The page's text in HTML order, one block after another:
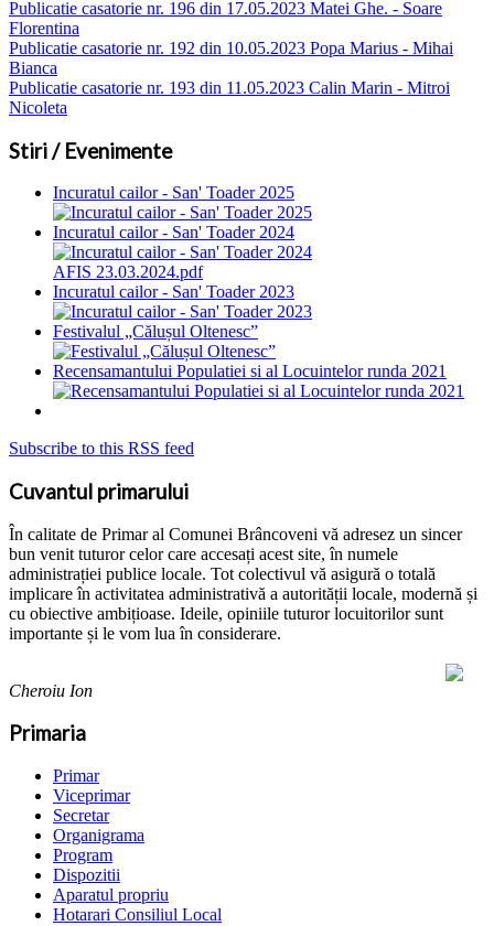
Publicatie casatorie nr. 196 din 17.05.2023 Matei Ghe. - Soare
Florentina
Publicatie casatorie nr. 192 din 10.05.2023 Popa Marius - Mihai
Bianca
Publicatie casatorie nr. 193 din 11.05.2023 Calin Marin - Mitroi
Nicoleta
Stiri / Evenimente
Incuratul cailor - San' Toader 2025
Incuratul cailor - San' Toader 2024
AFIS 23.03.2024.pdf
Incuratul cailor - San' Toader 2023
Festivalul „Călușul Oltenesc”
Recensamantului Populatiei si al Locuintelor runda 2021
Subscribe to this RSS feed
Cuvantul primarului
În calitate de Primar al Comunei Brâncoveni vă adresez un sincer
bun venit tuturor celor care accesați acest site, în numele
administrației publice locale. Tot colectivul vă asigură o totală
implicare în activitatea administrativă a autorității locale, modernă și
cu obiective ambițioase. Ideile, opiniile tuturor locuitorilor sunt
importante și le vom lua în considerare.
Cheroiu Ion
Primaria
Primar
Viceprimar
Secretar
Organigrama
Program
Dispozitii
Aparatul propriu
Hotarari Consiliul Local